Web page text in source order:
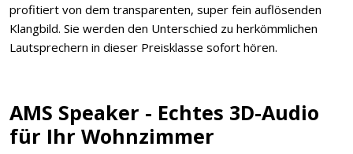
profitiert von dem transparenten, super fein auflösenden
Klangbild. Sie werden den Unterschied zu herkömmlichen
Lautsprechern in dieser Preisklasse sofort hören.
AMS Speaker - Echtes 3D-Audio
für Ihr Wohnzimmer